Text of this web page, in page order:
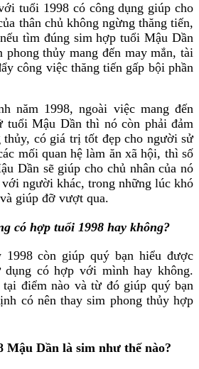
tuổi 1998 có công dụng giúp cho
thân chủ không ngừng thăng tiến,
tìm đúng sim hợp tuổi Mậu Dần
phong thủy mang đến may mắn, tài
công việc thăng tiến gấp bội phần
năm 1998, ngoài việc mang đến
tuổi Mậu Dần thì nó còn phải đảm
thủy, có giá trị tốt đẹp cho người sử
mối quan hệ làm ăn xã hội, thì số
Dần sẽ giúp cho chủ nhân của nó
người khác, trong những lúc khó
giúp đỡ vượt qua.
có hợp tuổi 1998 hay không?
1998 còn giúp quý bạn hiểu được
dụng có hợp với mình hay không.
điểm nào và từ đó giúp quý bạn
có nên thay sim phong thủy hợp
Mậu Dần là sim như thế nào?